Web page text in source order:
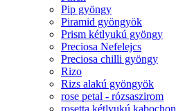
Pip gyöngy
Piramid gyöngyök
Prism kétlyukú gyöngy
Preciosa Nefelejcs
Preciosa chilli gyöngy
Rizo
Rizs alakú gyöngyök
rose petal - rózsaszirom